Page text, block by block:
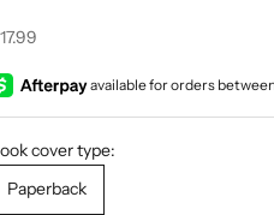
de oferta
cover type:
Paperback